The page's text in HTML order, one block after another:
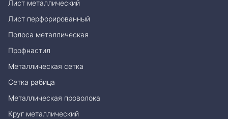
Лист металлический
Лист перфорированный
Полоса металлическая
Профнастил
Металлическая сетка
Сетка рабица
Металлическая проволока
Круг металлический